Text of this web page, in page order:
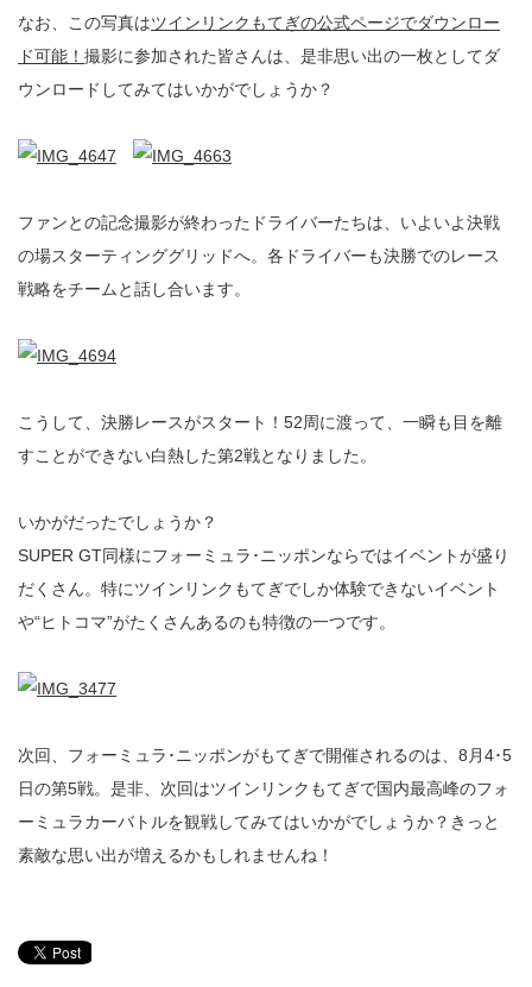
なお、この写真はツインリンクもてぎの公式ページでダウンロー
ド可能！ 撮影に参加された皆さんは、是非思い出の一枚としてダ
ウンロードしてみてはいかがでしょうか？
ファンとの記念撮影が終わったドライバーたちは、いよいよ決戦
の場スターティンググリッドへ。各ドライバーも決勝でのレース
戦略をチームと話し合います。
こうして、決勝レースがスタート！52周に渡って、一瞬も目を離
すことができない白熱した第2戦となりました。
いかがだったでしょうか？
SUPER GT同様にフォーミュラ･ニッポンならではイベントが盛り
だくさん。特にツインリンクもてぎでしか体験できないイベント
や“ヒトコマ”がたくさんあるのも特徴の一つです。
次回、フォーミュラ･ニッポンがもてぎで開催されるのは、8月4･5
日の第5戦。是非、次回はツインリンクもてぎで国内最高峰のフォ
ーミュラカーバトルを観戦してみてはいかがでしょうか？きっと
素敵な思い出が増えるかもしれませんね！